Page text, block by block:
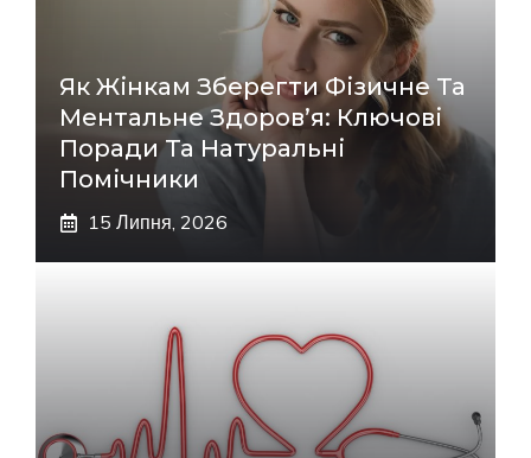
Як Жінкам Зберегти Фізичне Та
Ментальне Здоров’я: Ключові
Поради Та Натуральні
Помічники
15 Липня, 2026